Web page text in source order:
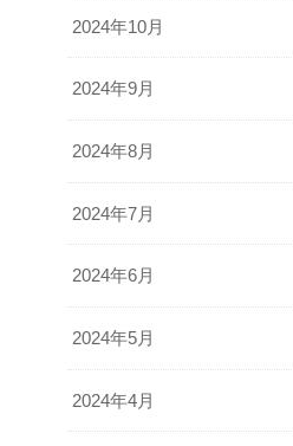
2024年10月
2024年9月
2024年8月
2024年7月
2024年6月
2024年5月
2024年4月